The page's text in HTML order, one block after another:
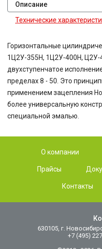
Описание
Технические
Горизонтальные
1Ц2У-355Н, 1Ц2У-400Н,
двухступенчатое
пределах 8 - 50. Это
применением зацепления
более универсальную
специальной эмалью.
О компании
Прайсы
Контакты
630105, г.
+7 (495)